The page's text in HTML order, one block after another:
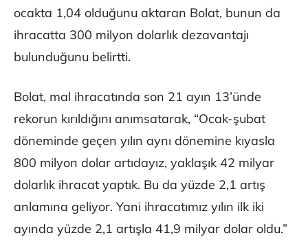
ocakta 1,04 olduğunu aktaran Bolat, bunun da
ihracatta 300 milyon dolarlık dezavantajı
bulunduğunu belirtti.
Bolat, mal ihracatında son 21 ayın 13’ünde
rekorun kırıldığını anımsatarak, “Ocak-şubat
döneminde geçen yılın aynı dönemine kıyasla
800 milyon dolar artıdayız, yaklaşık 42 milyar
dolarlık ihracat yaptık. Bu da yüzde 2,1 artış
anlamına geliyor. Yani ihracatımız yılın ilk iki
ayında yüzde 2,1 artışla 41,9 milyar dolar oldu.”